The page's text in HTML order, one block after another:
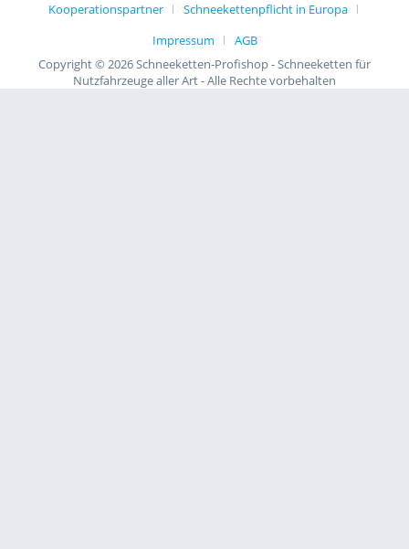
Kooperationspartner
Schneekettenpflicht in Europa
Impressum
AGB
Copyright © 2026 Schneeketten-Profishop - Schneeketten für
Nutzfahrzeuge aller Art - Alle Rechte vorbehalten